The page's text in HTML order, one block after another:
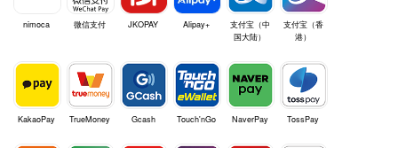
nimoca 微信支付 JKOPAY Alipay+
支付宝（中
国大陆）
支付宝（香
港）
KakaoPay TrueMoney Gcash Touch'nGo NaverPay TossPay